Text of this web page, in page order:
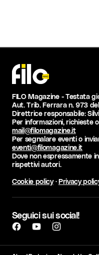
FILO Magazine - Testata
Aut. Trib. Ferrara n. 973
Direttrice responsabile:
Per informazioni, richieste
mail@filomagazine.it
Per segnalare eventi o
eventi@filomagazine.it
Dove non espressamente
rispettivi autori.
Cookie policy·Privacy
Seguici sui social!